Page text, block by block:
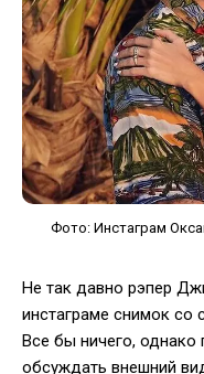
Фото: Инстаграм
Не так давно рэпер
инстаграме снимок со
Все бы ничего, однако
обсуждать внешний